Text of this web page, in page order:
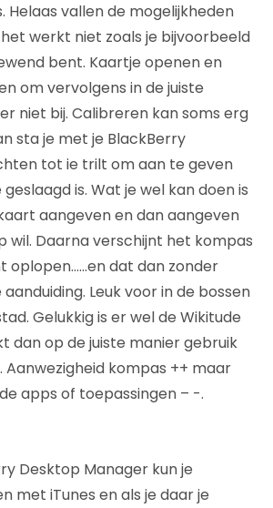
Helaas vallen de mogelijkheden
werkt niet zoals je bijvoorbeeld
bent. Kaartje openen en
om vervolgens in de juiste
niet bij. Calibreren kan soms erg
sta je met je BlackBerry
tot ie trilt om aan te geven
is. Wat je wel kan doen is
aangeven en dan aangeven
wil. Daarna verschijnt het kompas
oplopen……en dat dan zonder
Leuk voor in de bossen
Gelukkig is er wel de Wikitude
dan op de juiste manier gebruik
kompas ++ maar
apps of toepassingen – -.
Desktop Manager kun je
met iTunes en als je daar je